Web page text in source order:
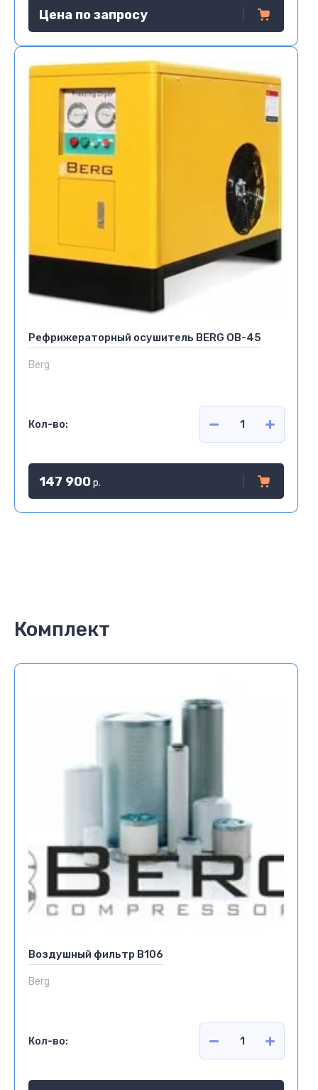
Цена по запросу
Рефрижераторный осушитель BERG ОВ-45
Berg
Кол-во:
147 900р.
Комплект
Воздушный фильтр В106
Berg
Кол-во: